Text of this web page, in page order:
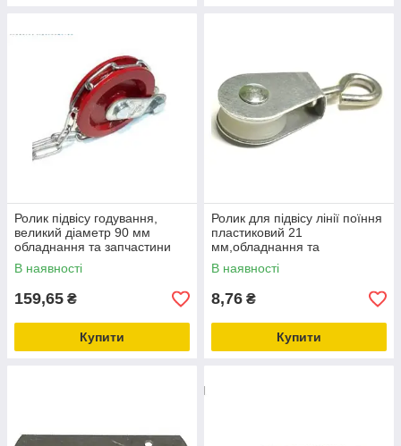
Ролик підвісу годування,
великий діаметр 90 мм
обладнання та запчастини
для птахофабрик
В наявності
159,65 ₴
Купити
Ролик для підвісу лінії поїння
пластиковий 21
мм,обладнання та
запчастини для птахівництва
В наявності
8,76 ₴
Купити